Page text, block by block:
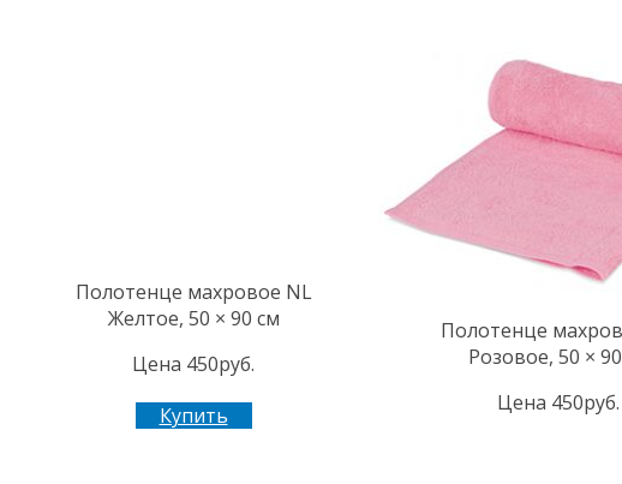
Полотенце махровое NL
Желтое, 50 × 90 см
Цена 450руб.
Купить
Полотенце
Розовое, 50 ×
Цена 450руб.